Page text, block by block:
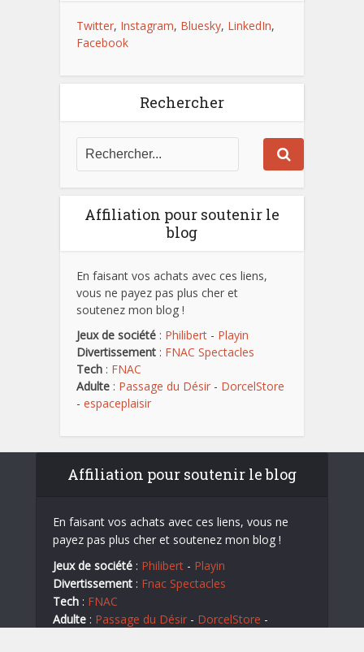
Twitter, Instagram, Bluesky, LinkedIn,
Facebook
Rechercher
Affiliation pour soutenir le
blog
En faisant vos achats avec ces liens,
vous ne payez pas plus cher et
soutenez mon blog !
Jeux de société : Philibert - Playin
Divertissement : FNAC Spectacles
Tech : FNAC
Adulte : Passage du Désir - DorcelStore
- espaceplaisir
Affiliation pour soutenir le blog
En faisant vos achats avec ces liens, vous ne
payez pas plus cher et soutenez mon blog !
Jeux de société : Philibert - Playin
Divertissement : Fnac Spectacles
Tech : FNAC
Adulte : Passage du Désir - DorcelStore -